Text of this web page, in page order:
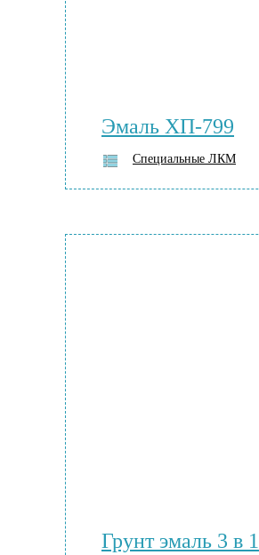
Эмаль ХП-799
Специальные ЛКМ
Грунт эмаль 3 в 1